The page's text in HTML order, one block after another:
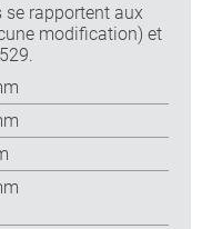
rapportent aux
modification) et